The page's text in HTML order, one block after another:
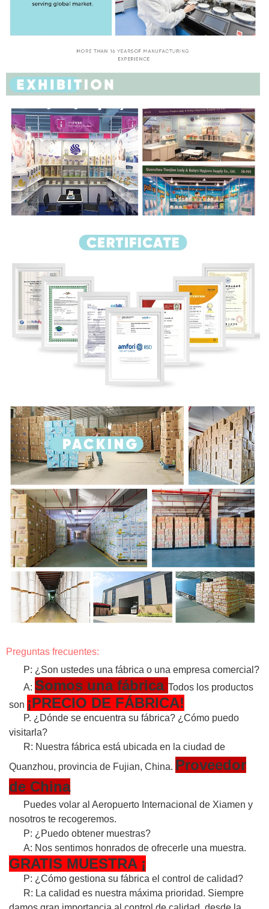
Preguntas frecuentes:
P: ¿Son ustedes una fábrica o una empresa comercial?
A: Somos una fábrica Todos los productos
son ¡PRECIO DE FÁBRICA!
P. ¿Dónde se encuentra su fábrica? ¿Cómo puedo
visitarla?
R: Nuestra fábrica está ubicada en la ciudad de
Quanzhou, provincia de Fujian, China. Proveedor
de China
Puedes volar al Aeropuerto Internacional de Xiamen y
nosotros te recogeremos.
P: ¿Puedo obtener muestras?
A: Nos sentimos honrados de ofrecerle una muestra.
GRATIS MUESTRA ¡
P: ¿Cómo gestiona su fábrica el control de calidad?
R: La calidad es nuestra máxima prioridad. Siempre